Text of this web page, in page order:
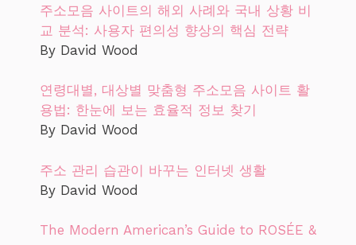
주소모음 사이트의 해외 사례와 국내 상황 비
교 분석: 사용자 편의성 향상의 핵심 전략
By David Wood
연령대별, 대상별 맞춤형 주소모음 사이트 활
용법: 한눈에 보는 효율적 정보 찾기
By David Wood
주소 관리 습관이 바꾸는 인터넷 생활
By David Wood
The Modern American’s Guide to ROSÉE &